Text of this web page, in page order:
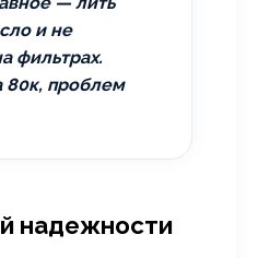
и не
фильтрах.
80к, проблем
надежности